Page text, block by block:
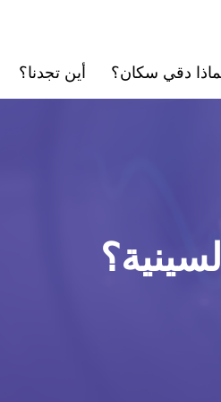
دقي سكان؟ أين تجدنا؟